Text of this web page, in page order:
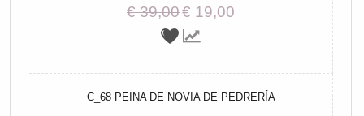
€ 39,00€ 19,00
C_68 PEINA DE NOVIA DE PEDRERÍA